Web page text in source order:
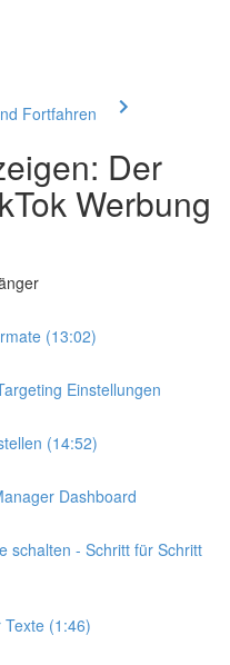
Fortfahren
Der
Werbung
(13:02)
Einstellungen
(14:52)
Dashboard
schalten - Schritt für Schritt
(1:46)